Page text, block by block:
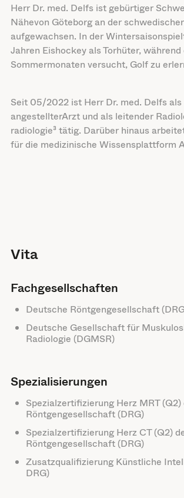
Herr Dr. med. Delfs ist gebürtiger
Nähevon Göteborg an der
aufgewachsen. In der
Jahren Eishockey als Torhüter, während
Sommermonaten versucht, Golf zu
Seit 05/2022 ist Herr Dr. med. Delfs als
angestellterArzt und als leitender
radiologie³ tätig. Darüber hinaus
für die medizinische Wissensplattform
Vita
Fachgesellschaften
Deutsche Röntgengesellschaft
Deutsche Gesellschaft für
Radiologie (DGMSR)
Spezialisierungen
Spezialzertifizierung Herz MRT
Röntgengesellschaft (DRG)
Spezialzertifizierung Herz CT (Q2)
Röntgengesellschaft (DRG)
Zusatzqualifizierung Künstliche
DRG)